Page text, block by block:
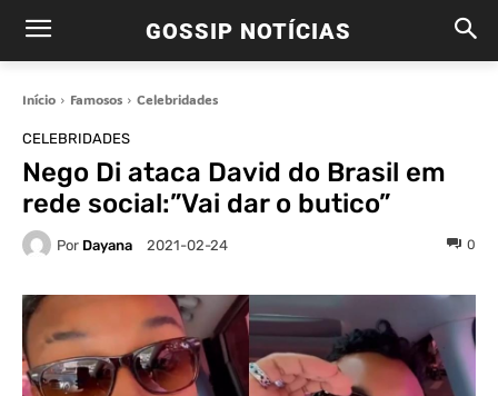
GOSSIP NOTÍCIAS
Início Famosos Celebridades
CELEBRIDADES
Nego Di ataca David do Brasil em
rede social:”Vai dar o butico”
Por Dayana 2021-02-24 0